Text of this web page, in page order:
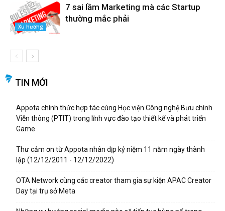
Xu hướng
7 sai lầm Marketing mà các Startup
thường mắc phải
TIN MỚI
Appota chính thức hợp tác cùng Học viện Công nghệ Bưu chính
Viễn thông (PTIT) trong lĩnh vực đào tạo thiết kế và phát triển
Game
Thư cảm ơn từ Appota nhân dịp kỷ niệm 11 năm ngày thành
lập (12/12/2011 - 12/12/2022)
OTA Network cùng các creator tham gia sự kiện APAC Creator
Day tại trụ sở Meta